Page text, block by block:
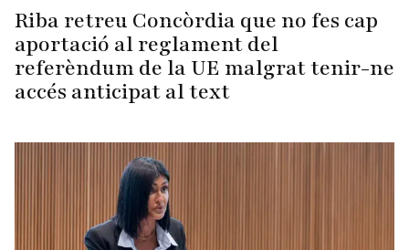
Riba retreu Concòrdia que no fes cap
aportació al reglament del
referèndum de la UE malgrat tenir-ne
accés anticipat al text